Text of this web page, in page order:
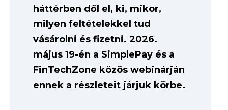
háttérben dől el, ki, mikor,
milyen feltételekkel tud
vásárolni és fizetni. 2026.
május 19-én a SimplePay és a
FinTechZone közös webinárján
ennek a részleteit járjuk körbe.